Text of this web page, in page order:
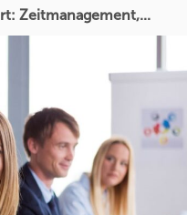
Zeitmanagement,...